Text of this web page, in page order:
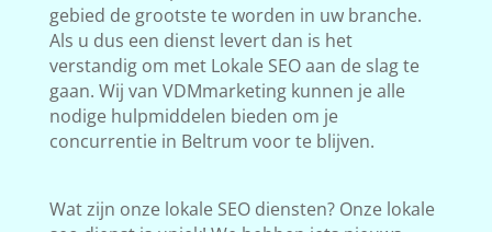
gebied de grootste te worden in uw branche.
Als u dus een dienst levert dan is het
verstandig om met Lokale SEO aan de slag te
gaan. Wij van VDMmarketing kunnen je alle
nodige hulpmiddelen bieden om je
concurrentie in Beltrum voor te blijven.
Wat zijn onze lokale SEO diensten? Onze lokale